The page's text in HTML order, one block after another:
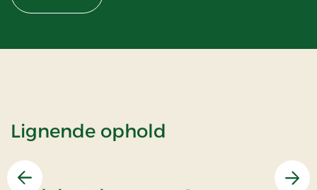
Lignende ophold
Forrige